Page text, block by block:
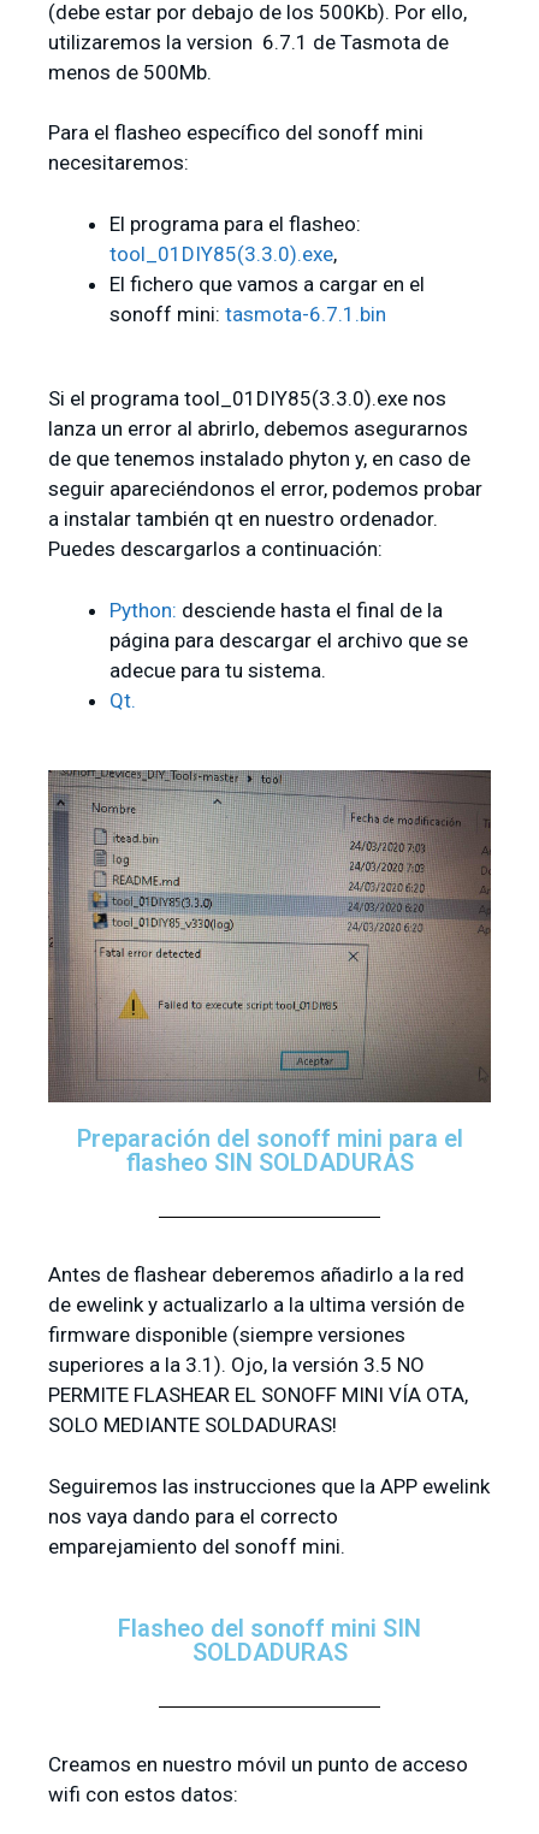
(debe estar por debajo de los 500Kb). Por ello,
utilizaremos la version 6.7.1 de Tasmota de
menos de 500Mb.
Para el flasheo específico del sonoff mini
necesitaremos:
El programa para el flasheo:
tool_01DIY85(3.3.0).exe,
El fichero que vamos a cargar en el
sonoff mini: tasmota-6.7.1.bin
Si el programa tool_01DIY85(3.3.0).exe nos
lanza un error al abrirlo, debemos asegurarnos
de que tenemos instalado phyton y, en caso de
seguir apareciéndonos el error, podemos probar
a instalar también qt en nuestro ordenador.
Puedes descargarlos a continuación:
Python: desciende hasta el final de la
página para descargar el archivo que se
adecue para tu sistema.
Qt.
Preparación del sonoff mini para el
flasheo SIN SOLDADURAS
Antes de flashear deberemos añadirlo a la red
de ewelink y actualizarlo a la ultima versión de
firmware disponible (siempre versiones
superiores a la 3.1). Ojo, la versión 3.5 NO
PERMITE FLASHEAR EL SONOFF MINI VÍA OTA,
SOLO MEDIANTE SOLDADURAS!
Seguiremos las instrucciones que la APP ewelink
nos vaya dando para el correcto
emparejamiento del sonoff mini.
Flasheo del sonoff mini SIN
SOLDADURAS
Creamos en nuestro móvil un punto de acceso
wifi con estos datos: